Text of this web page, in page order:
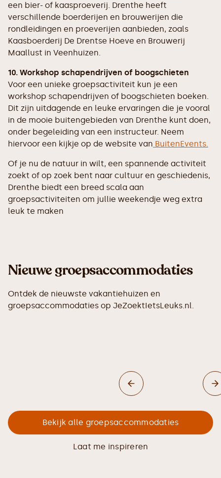
een bier- of kaasproeverij. Drenthe heeft
verschillende boerderijen en brouwerijen die
rondleidingen en proeverijen aanbieden, zoals
Kaasboerderij De Drentse Hoeve en Brouwerij
Maallust in Veenhuizen.
10. Workshop schapendrijven of boogschieten
Voor een unieke groepsactiviteit kun je een
workshop schapendrijven of boogschieten boeken.
Dit zijn uitdagende en leuke ervaringen die je vooral
in de mooie buitengebieden van Drenthe kunt doen,
onder begeleiding van een instructeur. Neem
hiervoor een kijkje op de website van BuitenEvents.
Of je nu de natuur in wilt, een spannende activiteit
zoekt of op zoek bent naar cultuur en geschiedenis,
Drenthe biedt een breed scala aan
groepsactiviteiten om jullie weekendje weg extra
leuk te maken
Nieuwe groepsaccommodaties
Ontdek de nieuwste vakantiehuizen en
groepsaccommodaties op JeZoektIetsLeuks.nl.
Bekijk alle groepsaccommodaties
Laat me inspireren